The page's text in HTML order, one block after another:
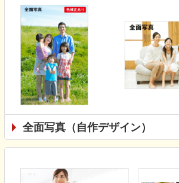
全面写真（自作デザイン）